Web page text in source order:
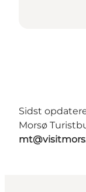
Sidst
Morsø